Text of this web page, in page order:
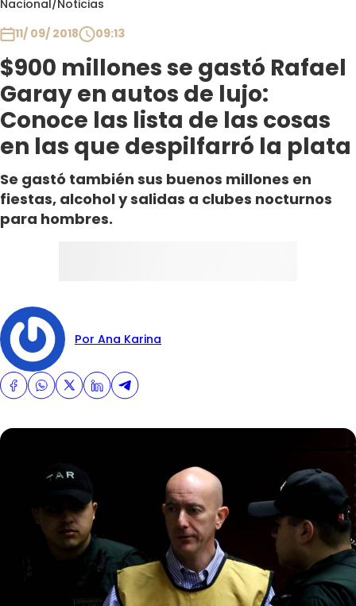
Nacional/Noticias
11/ 09/ 2018
09:13
$900 millones se gastó Rafael
Garay en autos de lujo:
Conoce las lista de las cosas
en las que despilfarró la plata
Se gastó también sus buenos millones en
fiestas, alcohol y salidas a clubes nocturnos
para hombres.
Por Ana Karina
Club De La Comedia
Contigo en Directo
Plan Perfecto
El Tiempo
Sabingo
Todos Los Programas